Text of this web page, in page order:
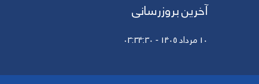
آخرین بروزرسانی
10 مرداد 1405 - 03:34:30